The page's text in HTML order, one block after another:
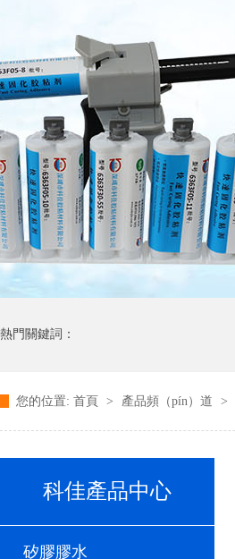
熱門關鍵詞：
您的位置: 首頁 > 產品頻（pín）道 >
科佳產品中心
矽膠膠水